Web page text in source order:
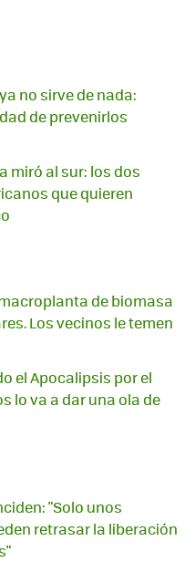
no sirve de nada:
de prevenirlos
miró al sur: los dos
que quieren
de biomasa
Los vecinos le temen
el Apocalipsis por el
lo va a dar una ola de
"Solo unos
retrasar la liberación